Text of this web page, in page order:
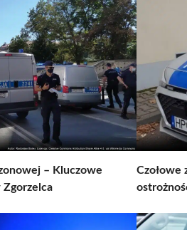
– Kluczowe
Zgorzelca
Czołowe